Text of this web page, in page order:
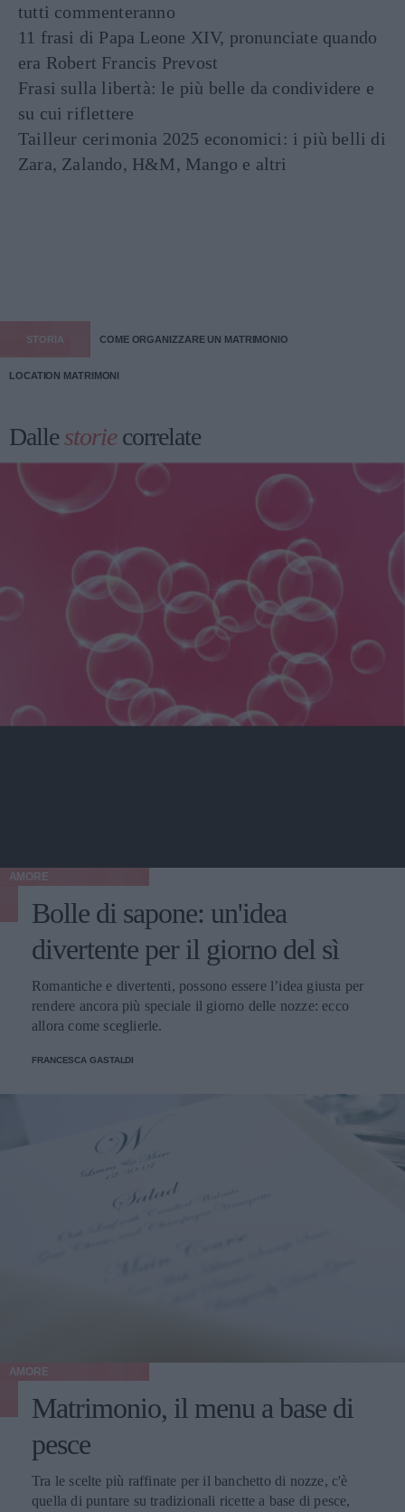
tutti commenteranno
11 frasi di Papa Leone XIV, pronunciate quando
era Robert Francis Prevost
Frasi sulla libertà: le più belle da condividere e
su cui riflettere
Tailleur cerimonia 2025 economici: i più belli di
Zara, Zalando, H&M, Mango e altri
STORIA COME ORGANIZZARE UN MATRIMONIO
LOCATION MATRIMONI
Dallestoriecorrelate
AMORE
Bolle di sapone: un'idea
divertente per il giorno del sì
Romantiche e divertenti, possono essere l’idea giusta per
rendere ancora più speciale il giorno delle nozze: ecco
allora come sceglierle.
FRANCESCA GASTALDI
AMORE
Matrimonio, il menu a base di
pesce
Tra le scelte più raffinate per il banchetto di nozze, c'è
quella di puntare su tradizionali ricette a base di pesce,